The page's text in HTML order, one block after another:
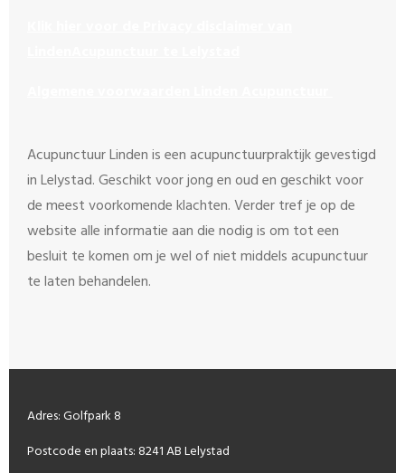
Acupunctuur Linden is een acupunctuurpraktijk gevestigd
in Lelystad. Geschikt voor jong en oud en geschikt voor
de meest voorkomende klachten. Verder tref je op de
website alle informatie aan die nodig is om tot een
besluit te komen om je wel of niet middels acupunctuur
te laten behandelen.
Adres: Golfpark 8
Postcode en plaats: 8241 AB Lelystad